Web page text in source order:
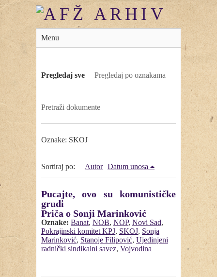
Menu
Pregledaj sve Pregledaj po oznakama
Pretraži dokumente
Oznake: SKOJ
Sortiraj po: Autor Datum unosa
Pucajte, ovo su komunističke
grudi
Priča o Sonji Marinković
Oznake: Banat, NOB, NOP, Novi Sad,
Pokrajinski komitet KPJ, SKOJ, Sonja
Marinković, Stanoje Filipović, Ujedinjeni
radnički sindikalni savez, Vojvodina